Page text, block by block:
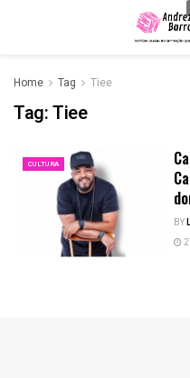
Home Tag Tiee
Tag:Tiee
CULTURA
BY